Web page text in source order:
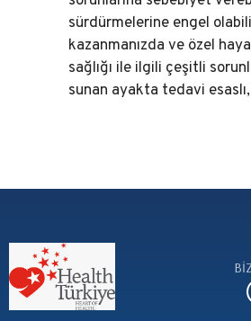
sürdürmelerine engel
kazanmanızda ve özel
sağlığı ile ilgili çeşitli
sunan ayakta tedavi